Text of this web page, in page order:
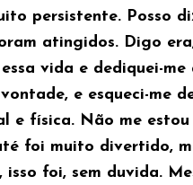
persistente. Posso
atingidos. Digo
vida e dediquei-
e esqueci-me
e física. Não me
foi muito divertido,
isso foi, sem duvida.